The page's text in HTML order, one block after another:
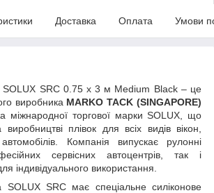
Доставка Оплата Умови
SOLUX SRC 0.75 х 3 м Medium Black – це
виробника MARKO TACK (SINGAPORE)
міжнародної торгової маркиSOLUX, що
виробництві плівок для всіх видів вікон,
. Компанія випускає рулонні
сервісних автоцентрів, так і
індивідуального використання.
SOLUX SRC має спеціальне силіконове